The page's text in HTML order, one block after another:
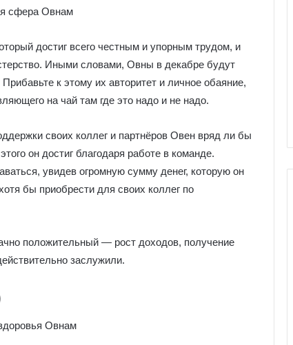
достиг всего честным и упорным трудом, и
Иными словами, Овны в декабре будут
к этому их авторитет и личное обаяние,
на чай там где это надо и не надо.
своих коллег и партнёров Овен вряд ли бы
он достиг благодаря работе в команде.
увидев огромную сумму денег, которую он
бы приобрести для своих коллег по
положительный ― рост доходов, получение
заслужили.
Г
л